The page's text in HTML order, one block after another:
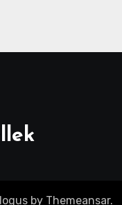
by Themeansar.